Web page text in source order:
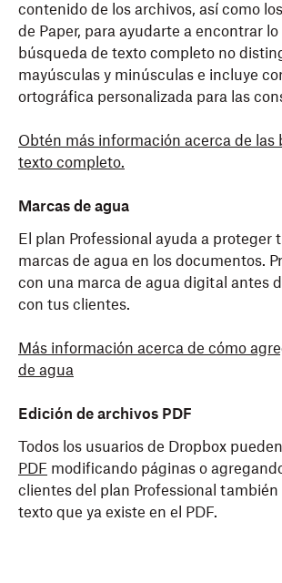
contenido de los archivos, así como
de Paper, para ayudarte a encontrar
búsqueda de texto completo no
mayúsculas y minúsculas e incluye
ortográfica personalizada para las
Obtén más información acerca de las
texto completo.
Marcas de agua
El plan Professional ayuda a proteger
marcas de agua en los documentos.
con una marca de agua digital antes
con tus clientes.
Más información acerca de cómo
de agua
Edición de archivos PDF
Todos los usuarios de Dropbox pueden
PDF modificando páginas o
clientes del plan Professional
texto que ya existe en el PDF.